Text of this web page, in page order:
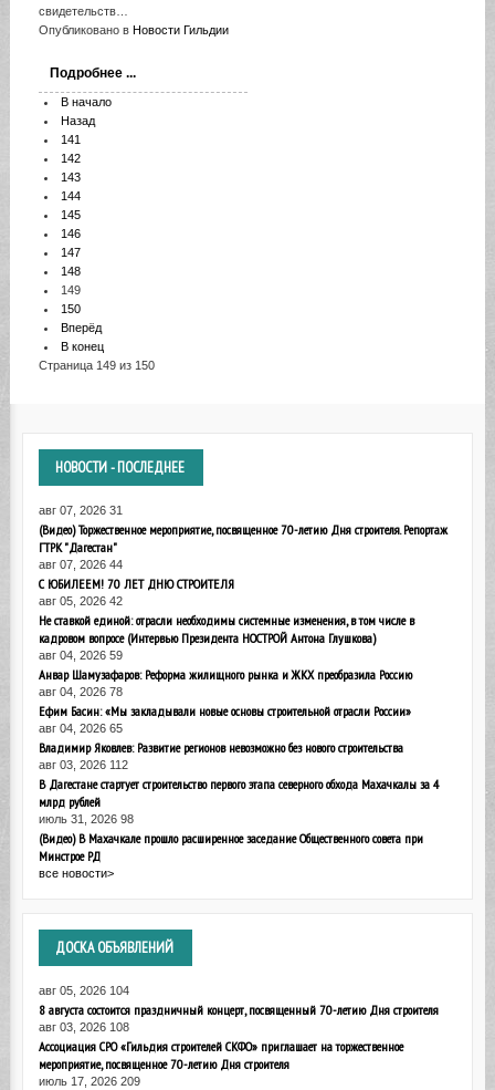
свидетельств…
Опубликовано в Новости Гильдии
Подробнее ...
В начало
Назад
141
142
143
144
145
146
147
148
149
150
Вперёд
В конец
Страница 149 из 150
НОВОСТИ- ПОСЛЕДНЕЕ
авг 07, 2026 31
(Видео) Торжественное мероприятие, посвященное 70-летию Дня строителя. Репортаж
ГТРК "Дагестан"
авг 07, 2026 44
С ЮБИЛЕЕМ! 70 ЛЕТ ДНЮ СТРОИТЕЛЯ
авг 05, 2026 42
Не ставкой единой: отрасли необходимы системные изменения, в том числе в
кадровом вопросе (Интервью Президента НОСТРОЙ Антона Глушкова)
авг 04, 2026 59
Анвар Шамузафаров: Реформа жилищного рынка и ЖКХ преобразила Россию
авг 04, 2026 78
Ефим Басин: «Мы закладывали новые основы строительной отрасли России»
авг 04, 2026 65
Владимир Яковлев: Развитие регионов невозможно без нового строительства
авг 03, 2026 112
В Дагестане стартует строительство первого этапа северного обхода Махачкалы за 4
млрд рублей
июль 31, 2026 98
(Видео) В Махачкале прошло расширенное заседание Общественного совета при
Минстрое РД
все новости>
ДОСКАОБЪЯВЛЕНИЙ
авг 05, 2026 104
8 августа состоится праздничный концерт, посвященный 70-летию Дня строителя
авг 03, 2026 108
Ассоциация СРО «Гильдия строителей СКФО» приглашает на торжественное
мероприятие, посвященное 70-летию Дня строителя
июль 17, 2026 209